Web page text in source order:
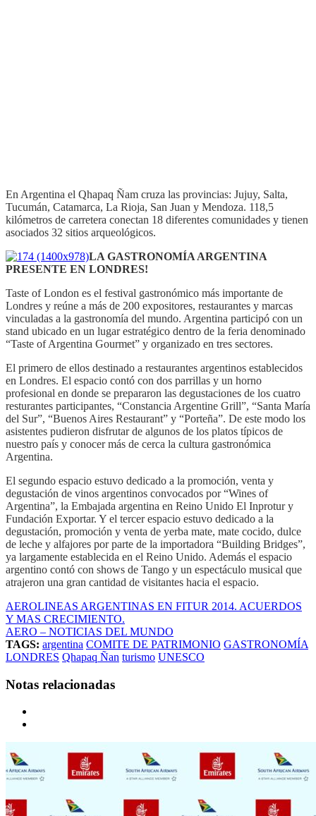
En Argentina el Qhapaq Ñam cruza las provincias: Jujuy, Salta,
Tucumán, Catamarca, La Rioja, San Juan y Mendoza. 118,5
kilómetros de carretera conectan 18 diferentes comunidades y tienen
asociados 32 sitios arqueológicos.
LA GASTRONOMÍA ARGENTINA
PRESENTE EN LONDRES!
Taste of London es el festival gastronómico más importante de
Londres y reúne a más de 200 expositores, restaurantes y marcas
vinculadas a la gastronomía del mundo. Argentina participó con un
stand ubicado en un lugar estratégico dentro de la feria denominado
“Taste of Argentina Gourmet” y organizado en tres sectores.
El primero de ellos destinado a restaurantes argentinos establecidos
en Londres. El espacio contó con dos parrillas y un horno
profesional en donde se prepararon las degustaciones de los cuatro
resturantes participantes, “Constancia Argentine Grill”, “Santa María
del Sur”, “Buenos Aires Restaurant” y “Porteña”. De este modo los
asistentes pudieron disfrutar de algunos de los platos típicos de
nuestro país y conocer más de cerca la cultura gastronómica
Argentina.
El segundo espacio estuvo dedicado a la promoción, venta y
degustación de vinos argentinos convocados por “Wines of
Argentina”, la Embajada argentina en Reino Unido El Inprotur y
Fundación Exportar. Y el tercer espacio estuvo dedicado a la
degustación, promoción y venta de yerba mate, mate cocido, dulce
de leche y alfajores por parte de la importadora “Building Bridges”,
ya largamente establecida en el Reino Unido. Además el espacio
argentino contó con shows de Tango y un espectáculo musical que
atrajeron una gran cantidad de visitantes hacia el espacio.
AEROLINEAS ARGENTINAS EN FITUR 2014. ACUERDOS
Y MAS CRECIMIENTO.
AERO – NOTICIAS DEL MUNDO
TAGS: argentina COMITE DE PATRIMONIO GASTRONOMÍA
LONDRES Qhapaq Ñan turismo UNESCO
Notas relacionadas